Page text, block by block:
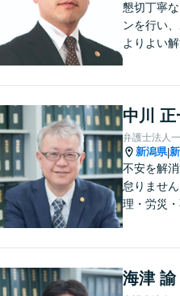
懇切丁寧
ンを行い
よりよい
理・労災
料初回無
中川 正
弁護士法人
新潟県|
不安を解
怠りませ
理・労災・
く）】【土
海津 諭